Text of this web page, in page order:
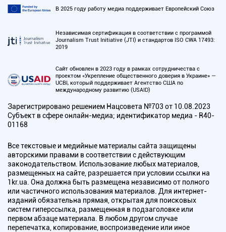
В 2025 году работу медиа поддерживает Европейский Союз
Независимая сертификация в соответствии с программой
Journalism Trust Initiative (JTI) и стандартов ISO CWA 17493:
2019
Сайт обновлен в 2023 году в рамках сотрудничества с
проектом «Укрепление общественного доверия в Украине» —
UCBI, который поддерживает Агентство США по
международному развитию (USAID)
Зарегистрировано решением Нацсовета №703 от 10.08.2023
Субъект в сфере онлайн-медиа; идентификатор медиа - R40-
01168
Все текстовые и медийные материалы сайта защищены
авторскими правами в соответствии с действующим
законодательством. Использование любых материалов,
размещенных на сайте, разрешается при условии ссылки на
1kr.ua. Она должна быть размещена независимо от полного
или частичного использования материалов. Для интернет-
изданий обязательна прямая, открытая для поисковых
систем гиперссылка, размещенная в подзаголовке или
первом абзаце материала. В любом другом случае
перепечатка, копирование, воспроизведение или иное